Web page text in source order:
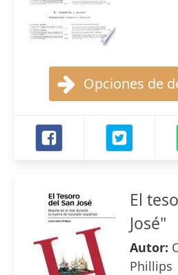
Opciones de
El
José"
Autor:
Phillips